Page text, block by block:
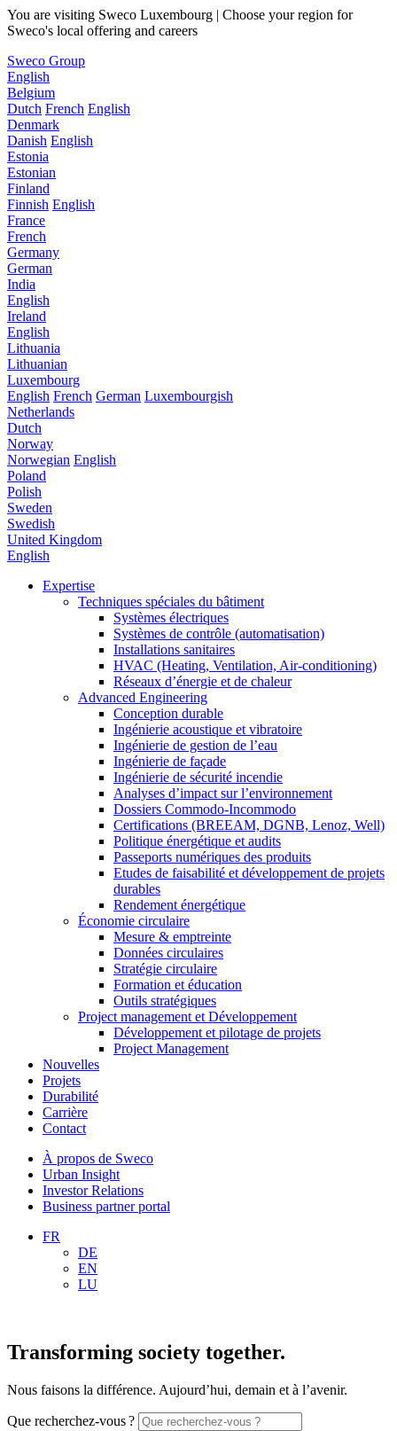
You are visiting Sweco Luxembourg | Choose your region for
Sweco's local offering and careers
Sweco Group
English
Belgium
Dutch French English
Denmark
Danish English
Estonia
Estonian
Finland
Finnish English
France
French
Germany
German
India
English
Ireland
English
Lithuania
Lithuanian
Luxembourg
English French German Luxembourgish
Netherlands
Dutch
Norway
Norwegian English
Poland
Polish
Sweden
Swedish
United Kingdom
English
Expertise
Techniques spéciales du bâtiment
Systèmes électriques
Systèmes de contrôle (automatisation)
Installations sanitaires
HVAC (Heating, Ventilation, Air-conditioning)
Réseaux d’énergie et de chaleur
Advanced Engineering
Conception durable
Ingénierie acoustique et vibratoire
Ingénierie de gestion de l’eau
Ingénierie de façade
Ingénierie de sécurité incendie
Analyses d’impact sur l’environnement
Dossiers Commodo-Incommodo
Certifications (BREEAM, DGNB, Lenoz, Well)
Politique énergétique et audits
Passeports numériques des produits
Etudes de faisabilité et développement de projets
durables
Rendement énergétique
Économie circulaire
Mesure & emptreinte
Données circulaires
Stratégie circulaire
Formation et éducation
Outils stratégiques
Project management et Développement
Développement et pilotage de projets
Project Management
Nouvelles
Projets
Durabilité
Carrière
Contact
À propos de Sweco
Urban Insight
Investor Relations
Business partner portal
FR
DE
EN
LU
Transforming society together.
Nous faisons la différence. Aujourd’hui, demain et à l’avenir.
Que recherchez-vous ?